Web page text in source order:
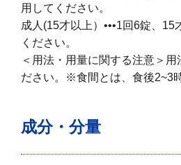
用してください。
成人(15才以上）•••1回6錠、15
ください。
＜用法・用量に関する注意＞用
ださい。※食間とは、食後2~3
成分・分量